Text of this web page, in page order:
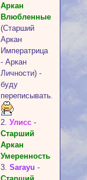
Аркан
Влюбленные
(Старший
Аркан
Императрица
- Аркан
Личности) -
буду
переписывать.
2. Улисс-
Старший
Аркан
Умеренность
3. Sarayu -